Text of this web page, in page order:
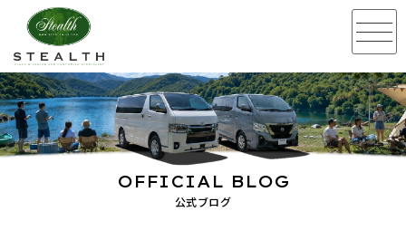
公式ブログ
OFFICIAL BLOG